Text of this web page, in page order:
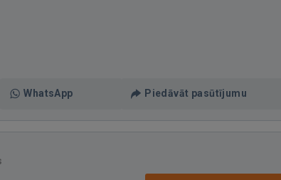
WhatsApp Piedāvāt pasūtījumu